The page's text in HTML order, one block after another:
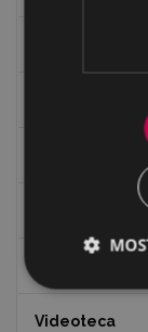
Revista
Documentos
Videoteca